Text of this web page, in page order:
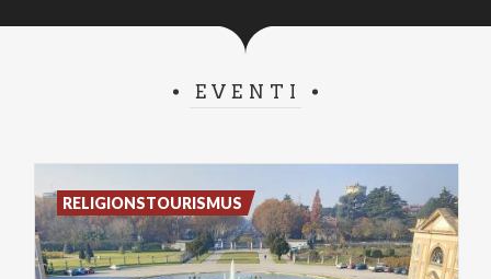
EVENTI
RELIGIONSTOURISMUS